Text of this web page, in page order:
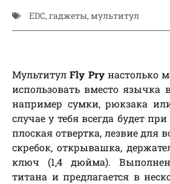
EDC, гаджеты, мультитул
МультитулFly Pryнастолько
использовать вместо язычка
например сумки, рюкзака
случае у тебя всегда будет
плоская отвертка, лезвие для
скребок, открывашка,
ключ (1,4 дюйма).
титана и предлагается в